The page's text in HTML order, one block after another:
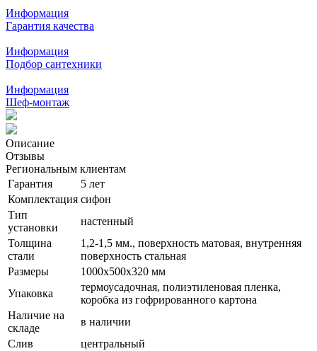
Информация
Гарантия качества
Информация
Подбор сантехники
Информация
Шеф-монтаж
Описание
Отзывы
Региональным клиентам
Гарантия
5 лет
Комплектация сифон
Тип
установки
настенный
Толщина
стали
1,2-1,5 мм., поверхность матовая, внутренняя
поверхность стальная
Размеры
1000х500х320 мм
Упаковка
термоусадочная, полиэтиленовая пленка,
коробка из гофрированного картона
Наличие на
складе
в наличии
Слив
центральный